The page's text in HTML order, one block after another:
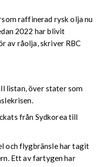
raffinerad rysk olja nu
2022 har blivit
av råolja, skriver RBC
listan, över stater som
från Sydkorea till
och flygbränsle har tagit
Ett av fartygen har